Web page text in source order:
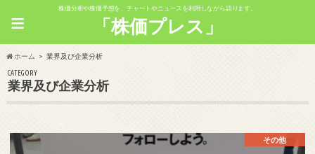
株価分析や株価予想を、チャートやニュースを利用しながら語ります。
「株価プレス」
≡
ホーム 業界及び企業分析
CATEGORY
業界及び企業分析
その他